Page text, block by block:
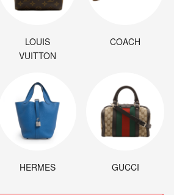
LOUIS
VUITTON
COACH
HERMES GUCCI